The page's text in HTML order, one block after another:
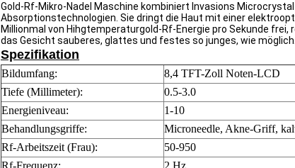
Gold-Rf-Mikro-Nadel Maschine kombiniert Invasions
Absorptionstechnologien. Sie dringt die Haut mit einer
Millionmal von Hihgtemperaturgold-Rf-Energie pro Sekunde
das Gesicht sauberes, glattes und festes so junges, wie möglich.
Spezifikation
Bildumfang:
8,4 TFT-Zoll Noten-LCD
Tiefe (Millimeter):
0.5-3.0
Energieniveau:
1-10
Behandlungsgriffe:
Microneedle, Akne-Griff,
Rf-Arbeitszeit (Frau):
50-950
Rf-Frequenz:
2 Hz